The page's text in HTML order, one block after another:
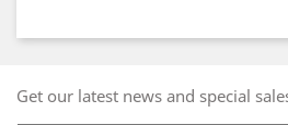
Get our latest news and special